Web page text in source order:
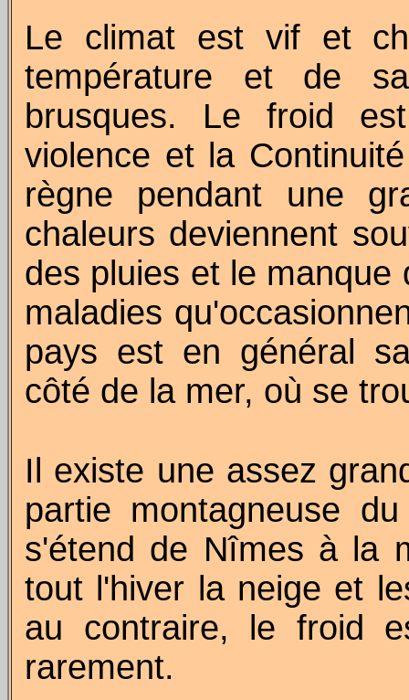
Le climat est vif et
température et de
brusques. Le froid
violence et la
règne pendant une
chaleurs deviennent
des pluies et le manque
maladies
pays est en général
côté de la mer, où se
Il existe une assez
partie montagneuse
s'étend de Nîmes à la
tout l'hiver la neige et
au contraire, le froid
rarement.